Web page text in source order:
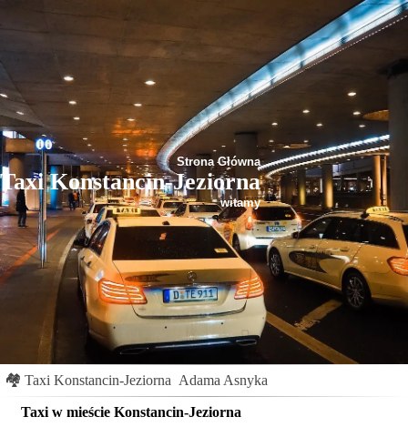
Strona Główna
Taxi Konstancin-Jeziorna
witamy
🏘 Taxi Konstancin-Jeziorna Adama Asnyka
Taxi w mieście Konstancin-Jeziorna